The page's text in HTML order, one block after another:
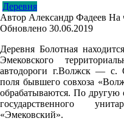
Деревня
Автор Александр Фадеев На
Обновлено 30.06.2019
Деревня Болотная
Эмековского
автодороги г.Волжск — с.
поля бывшего совхоза
обрабатываются. По другую
государственного
«Эмековский».